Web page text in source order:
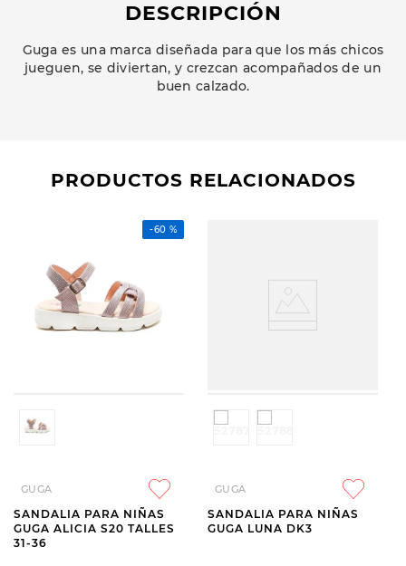
DESCRIPCIÓN
Guga es una marca diseñada para que los más chicos
jueguen, se diviertan, y crezcan acompañados de un
buen calzado.
PRODUCTOS RELACIONADOS
-60 %
GUGA
SANDALIA PARA NIÑAS
GUGA ALICIA S20 TALLES
31-36
GUGA
SANDALIA PARA NIÑAS
GUGA LUNA DK3